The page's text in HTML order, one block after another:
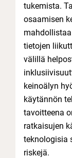
tukemista.
osaamisen
tietojen
välillä
keinoälyn
käytännön
tavoitteena
ratkaisujen
teknologisia
riskejä.